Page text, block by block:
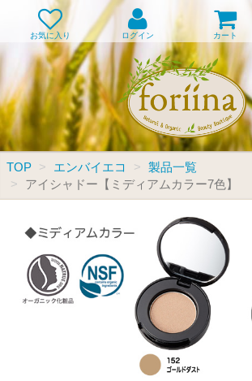
お気に入り ログイン カート
TOP エンバイエコ
製品一覧
アイシャドー【ミディアムカラー7色】